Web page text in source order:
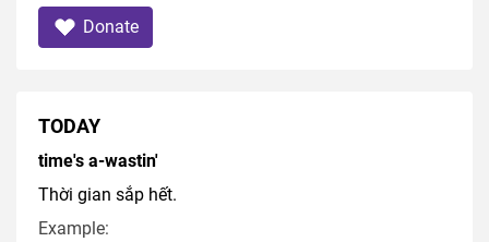
Donate
TODAY
time's a-wastin'
Thời gian sắp hết.
Example: